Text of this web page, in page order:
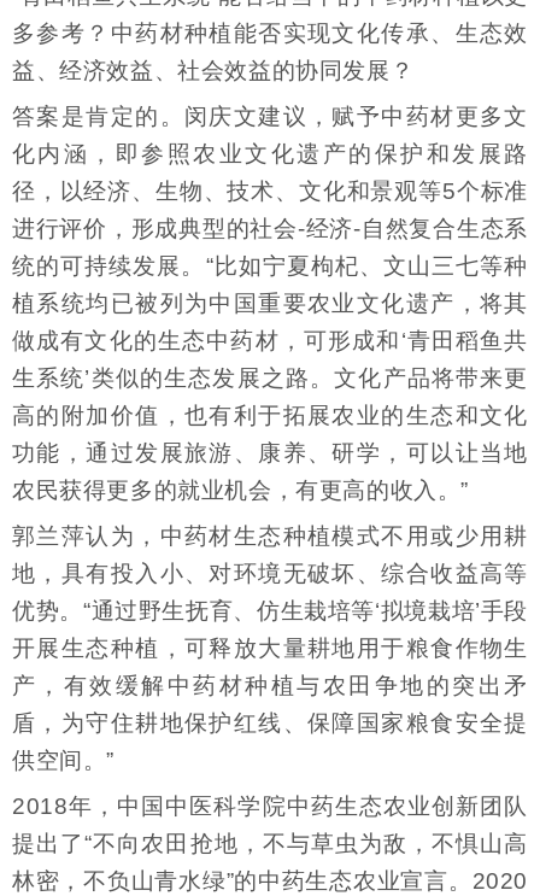
多参考？中药材种植能否实现文化传承、生态效
益、经济效益、社会效益的协同发展？
答案是肯定的。闵庆文建议，赋予中药材更多文
化内涵，即参照农业文化遗产的保护和发展路
径，以经济、生物、技术、文化和景观等5个标准
进行评价，形成典型的社会-经济-自然复合生态系
统的可持续发展。“比如宁夏枸杞、文山三七等种
植系统均已被列为中国重要农业文化遗产，将其
做成有文化的生态中药材，可形成和‘青田稻鱼共
生系统’类似的生态发展之路。文化产品将带来更
高的附加价值，也有利于拓展农业的生态和文化
功能，通过发展旅游、康养、研学，可以让当地
农民获得更多的就业机会，有更高的收入。”
郭兰萍认为，中药材生态种植模式不用或少用耕
地，具有投入小、对环境无破坏、综合收益高等
优势。“通过野生抚育、仿生栽培等‘拟境栽培’手段
开展生态种植，可释放大量耕地用于粮食作物生
产，有效缓解中药材种植与农田争地的突出矛
盾，为守住耕地保护红线、保障国家粮食安全提
供空间。”
2018年，中国中医科学院中药生态农业创新团队
提出了“不向农田抢地，不与草虫为敌，不惧山高
林密，不负山青水绿”的中药生态农业宣言。2020